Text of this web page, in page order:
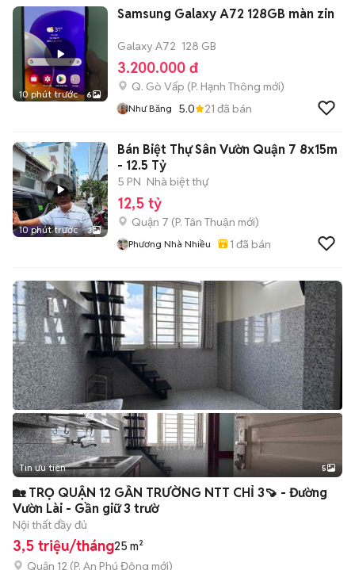
10 phút trước 6
Samsung Galaxy A72 128GB màn zin
Galaxy A72 128 GB
3.200.000 đ
Q. Gò Vấp (P. Hạnh Thông mới)
Như Băng 5.0 21 đã bán
10 phút trước 3
Bán Biệt Thự Sân Vườn Quận 7 8x15m
- 12.5 Tỷ
5 PN Nhà biệt thự
12,5 tỷ
Quận 7 (P. Tân Thuận mới)
Phương Nhà Nhiều 1 đã bán
Tin ưu tiên 5
🏡 TRỌ QUẬN 12 GẦN TRƯỜNG NTT CHỈ 3🍠 - Đường
Vườn Lài - Gần giữ 3 trườ
Nội thất đầy đủ
3,5 triệu/tháng25 m²
Quận 12 (P. An Phú Đông mới)